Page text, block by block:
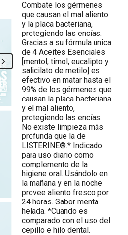
Combate los gérmenes
que causan el mal aliento
y la placa bacteriana,
protegiendo las encías.
Gracias a su fórmula única
de 4 Aceites Esenciales
[mentol, timol, eucalipto y
salicilato de metilo] es
efectivo en matar hasta el
99% de los gérmenes que
causan la placa bacteriana
y el mal aliento,
protegiendo las encías.
No existe limpieza más
profunda que la de
LISTERINE®.* Indicado
para uso diario como
complemento de la
higiene oral. Usándolo en
la mañana y en la noche
provee aliento fresco por
24 horas. Sabor menta
helada. *Cuando es
comparado con el uso del
cepillo e hilo dental.